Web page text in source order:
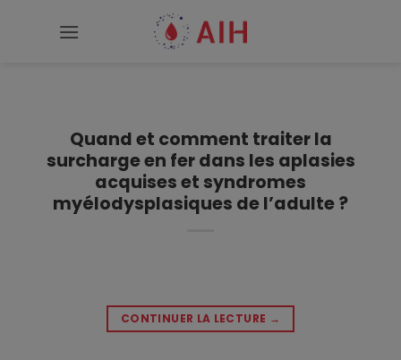
Quand et comment traiter la
surcharge en fer dans les aplasies
acquises et syndromes
myélodysplasiques de l’adulte ?
CONTINUER LA LECTURE →